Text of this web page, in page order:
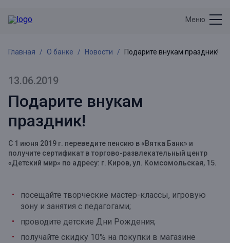
Меню
Главная О банке Новости Подарите внукам праздник!
13.06.2019
Подарите внукам
праздник!
С 1 июня 2019 г. переведите пенсию в «Вятка Банк» и
получите сертификат в торгово-развлекательный центр
«Детский мир» по адресу: г. Киров, ул. Комсомольская, 15.
посещайте творческие мастер-классы, игровую
зону и занятия с педагогами;
проводите детские Дни Рождения;
получайте скидку 10% на покупки в магазине